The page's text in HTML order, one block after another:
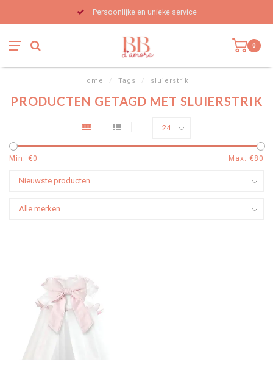
Persoonlijke en unieke service
0
Home / Tags / sluierstrik
PRODUCTEN GETAGD MET SLUIERSTRIK
Min: €0 Max: €80